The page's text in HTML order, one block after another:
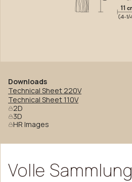
Downloads
Technical Sheet 220V
Technical Sheet 110V
2D
3D
HR Images
Volle Sammlung